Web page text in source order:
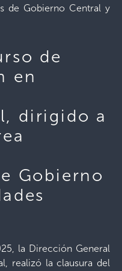
de Gobierno Central y
de
en
dirigido a
Gobierno
la Dirección General
realizó la clausura del